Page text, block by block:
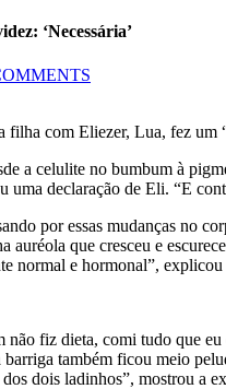
‘Necessária’
com Eliezer, Lua, fez um
a celulite no bumbum à
uma declaração de Eli. “E
por essas mudanças no
que cresceu e
normal e hormonal”,
fiz dieta, comi tudo que
também ficou meio
dois ladinhos”, mostrou a